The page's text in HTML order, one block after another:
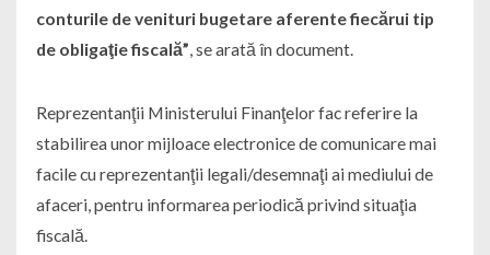
conturile de venituri bugetare aferente fiecărui tip
de obligaţie fiscală”, se arată în document.
Reprezentanţii Ministerului Finanţelor fac referire la
stabilirea unor mijloace electronice de comunicare mai
facile cu reprezentanţii legali/desemnaţi ai mediului de
afaceri, pentru informarea periodică privind situaţia
fiscală.